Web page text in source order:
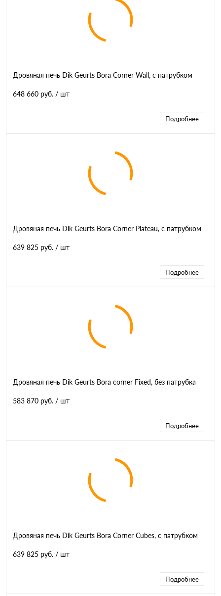
Дровяная печь Dik Geurts Bora Corner Wall, с патрубком
648 660 руб. / шт
Подробнее
Дровяная печь Dik Geurts Bora Corner Plateau, с патрубком
639 825 руб. / шт
Подробнее
Дровяная печь Dik Geurts Bora corner Fixed, без патрубка
583 870 руб. / шт
Подробнее
Дровяная печь Dik Geurts Bora Corner Cubes, с патрубком
639 825 руб. / шт
Подробнее